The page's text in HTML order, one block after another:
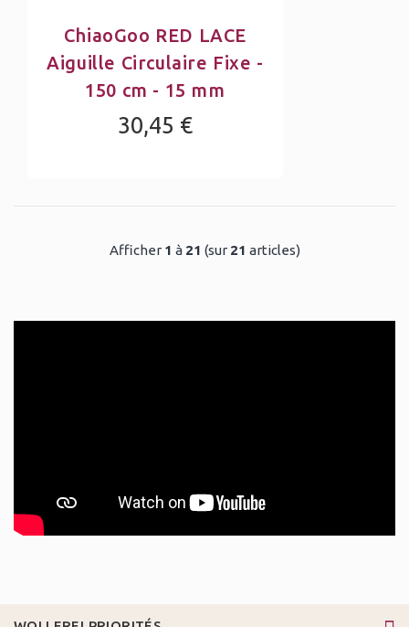
ChiaoGoo RED LACE
Aiguille Circulaire Fixe -
150 cm - 15 mm
30,45 €
Afficher 1 à 21 (sur 21 articles)